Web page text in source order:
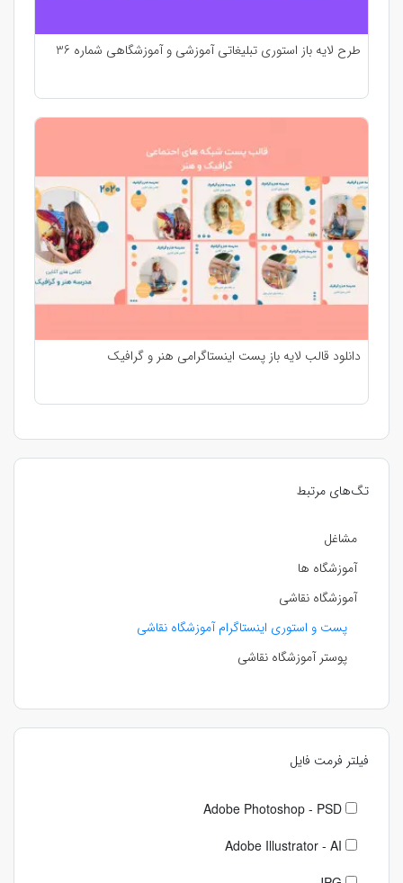
تگ‌های مرتبط
مشاغل
آموزشگاه ها
آموزشگاه نقاشی
پست و استوری اینستاگرام آموزشگاه نقاشی
پوستر آموزشگاه نقاشی
فیلتر فرمت فایل
Adobe Photoshop - PSD
Adobe Illustrator - AI
طرح لایه باز استوری تبلیغاتی آموزشی و آموزشگاهی شماره 36
دانلود قالب لایه باز پست اینستاگرامی هنر و گرافیک